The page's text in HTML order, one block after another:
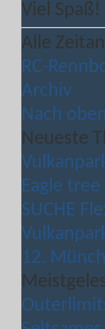
Viel Spaß!
Alle
RC-
Archiv
Nach
Neueste
Eagle
SUCHE
12.